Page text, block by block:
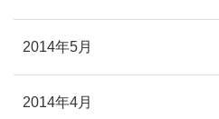
2014年5月
2014年4月